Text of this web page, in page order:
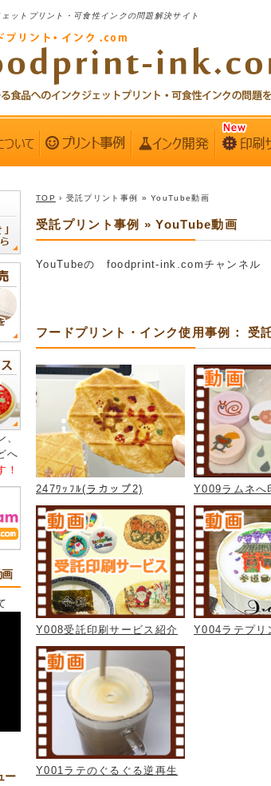
ットプリント・可食性インクの問題解決サイト
へ
！
画
ー
TOP › 受託プリント事例 » YouTube動画
受託プリント事例 » YouTube動画
YouTubeの foodprint-ink.comチャンネル
フードプリント・インク使用事例： 受
247ﾜｯﾌﾙ(ラカップ2) Y009ラムネへ
Y008受託印刷サービス紹介 Y004ラテプリ
Y001ラテのぐるぐる逆再生